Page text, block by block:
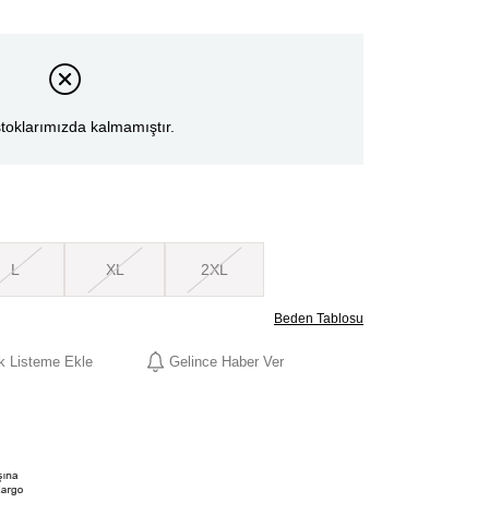
kalmamıştır.
L XL 2XL
Beden Tablosu
Listeme Ekle Gelince Haber Ver